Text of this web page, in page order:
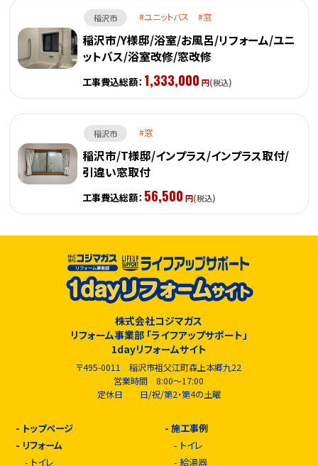
稲沢市 ユニットバス 窓
稲沢市/Y様邸/浴室/お風呂/リフォーム/ユニ
ットバス/浴室改修/窓改修
工事費込総額： 1,333,000 円(税込)
稲沢市 窓
稲沢市/T様邸/インプラス/インプラス取付/
引違い窓取付
工事費込総額： 56,500 円(税込)
株式会社コジマガス
リフォーム事業部 「ライフアップサポート」
1dayリフォームサイト
〒495-0011 稲沢市祖父江町森上本郷九22
営業時間 8:00～17:00
定休日 日/祝/第2・第4の土曜
- トップページ
- リフォーム
- トイレ
-施工事例
- トイレ
-給湯器